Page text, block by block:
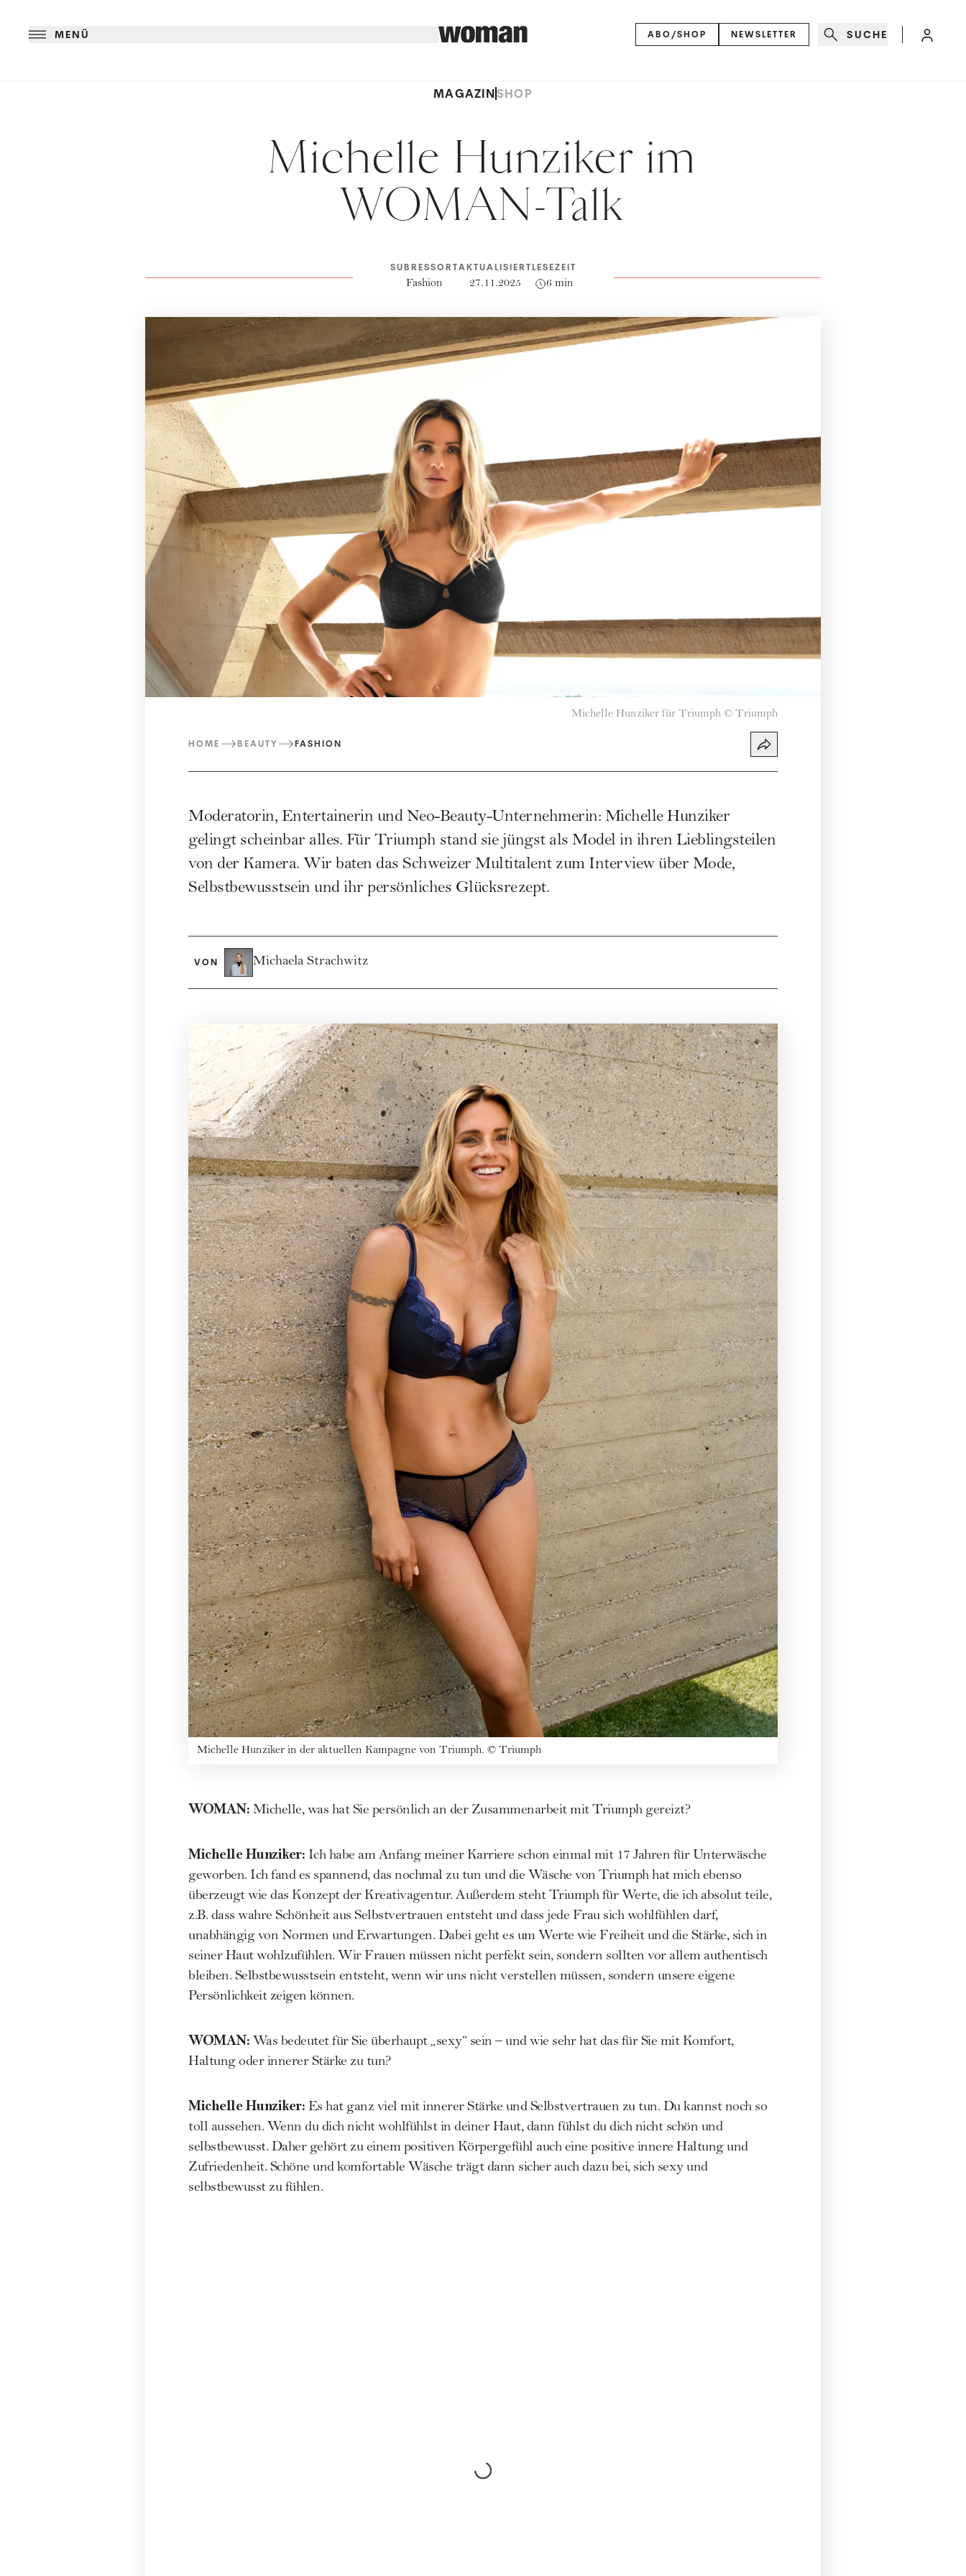
MENÜ ABO/SHOP NEWSLETTER SUCHE
MAGAZINSHOP
Michelle Hunziker im
WOMAN-Talk
SUBRESSORT
Fashion
AKTUALISIERT
27.11.2025
LESEZEIT
6 min
Michelle Hunziker für Triumph © Triumph
HOME BEAUTY FASHION
Moderatorin, Entertainerin und Neo-Beauty-Unternehmerin: Michelle Hunziker
gelingt scheinbar alles. Für Triumph stand sie jüngst als Model in ihren Lieblingsteilen
von der Kamera. Wir baten das Schweizer Multitalent zum Interview über Mode,
Selbstbewusstsein und ihr persönliches Glücksrezept.
VON Michaela Strachwitz
Michelle Hunziker in der aktuellen Kampagne von Triumph. © Triumph
WOMAN: Michelle, was hat Sie persönlich an der Zusammenarbeit mit Triumph gereizt?
Michelle Hunziker: Ich habe am Anfang meiner Karriere schon einmal mit 17 Jahren für Unterwäsche
geworben. Ich fand es spannend, das nochmal zu tun und die Wäsche von Triumph hat mich ebenso
überzeugt wie das Konzept der Kreativagentur. Außerdem steht Triumph für Werte, die ich absolut teile,
z.B. dass wahre Schönheit aus Selbstvertrauen entsteht und dass jede Frau sich wohlfühlen darf,
unabhängig von Normen und Erwartungen. Dabei geht es um Werte wie Freiheit und die Stärke, sich in
seiner Haut wohlzufühlen. Wir Frauen müssen nicht perfekt sein, sondern sollten vor allem authentisch
bleiben. Selbstbewusstsein entsteht, wenn wir uns nicht verstellen müssen, sondern unsere eigene
Persönlichkeit zeigen können.
WOMAN: Was bedeutet für Sie überhaupt „sexy“ sein – und wie sehr hat das für Sie mit Komfort,
Haltung oder innerer Stärke zu tun?
Michelle Hunziker: Es hat ganz viel mit innerer Stärke und Selbstvertrauen zu tun. Du kannst noch so
toll aussehen. Wenn du dich nicht wohlfühlst in deiner Haut, dann fühlst du dich nicht schön und
selbstbewusst. Daher gehört zu einem positiven Körpergefühl auch eine positive innere Haltung und
Zufriedenheit. Schöne und komfortable Wäsche trägt dann sicher auch dazu bei, sich sexy und
selbstbewusst zu fühlen.